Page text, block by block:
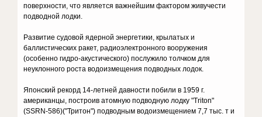
поверхности, что является важнейшим фактором живучести
подводной лодки.
Развитие судовой ядерной энергетики, крылатых и
баллистических ракет, радиоэлектронного вооружения
(особенно гидро-акустического) послужило толчком для
неуклонного роста водоизмещения подводных лодок.
Японский рекорд 14-летней давности побили в 1959 г.
американцы, построив атомную подводную лодку "Triton"
(SSRN-586)("Тритон") подводным водоизмещением 7,7 тыс. т и